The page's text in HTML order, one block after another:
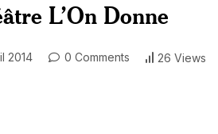
L’On Donne
2014 0 Comments 26 Views